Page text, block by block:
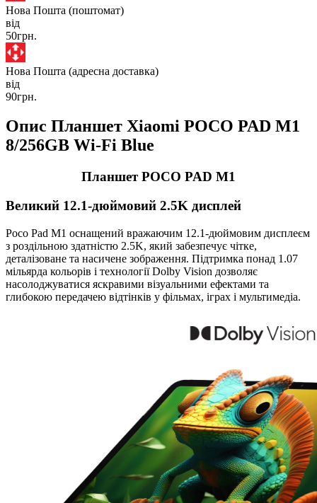
Нова Пошта (поштомат)
від
50грн.
Нова Пошта (адресна доставка)
від
90грн.
Опис Планшет Xiaomi POCO PAD M1
8/256GB Wi-Fi Blue
Планшет POCO PAD M1
Великий 12.1-дюймовий 2.5K дисплей
Poco Pad M1 оснащений вражаючим 12.1-дюймовим дисплеєм
з роздільною здатністю 2.5K, який забезпечує чітке,
деталізоване та насичене зображення. Підтримка понад 1.07
мільярда кольорів і технології Dolby Vision дозволяє
насолоджуватися яскравими візуальними ефектами та
глибокою передачею відтінків у фільмах, іграх і мультимедіа.